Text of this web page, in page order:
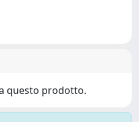
questo prodotto.